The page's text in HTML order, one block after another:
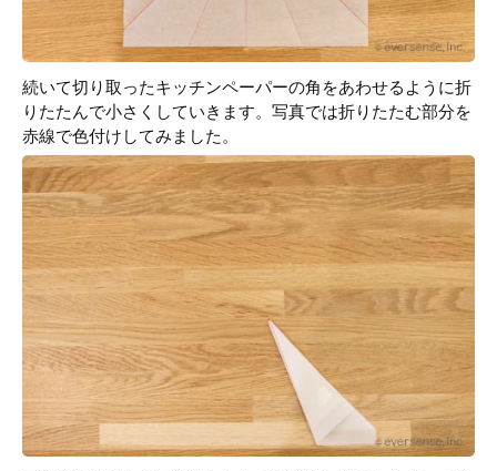
続いて切り取ったキッチンペーパーの角をあわせるように折
りたたんで小さくしていきます。写真では折りたたむ部分を
赤線で色付けしてみました。